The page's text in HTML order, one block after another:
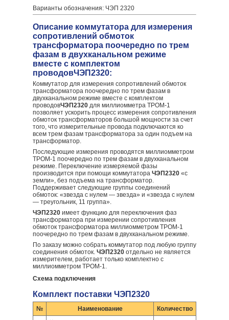
Варианты обозначения: ЧЭП 2320
Описание коммутатора для измерения
сопротивлений обмоток
трансформатора поочередно по трем
фазам в двухканальном режиме
вместе с комплектом
проводовЧЭП2320:
Коммутатор для измерения сопротивлений обмоток
трансформатора поочередно по трем фазам в
двухканальном режиме вместе с комплектом
проводовЧЭП2320 для миллиомметра ТРОМ-1
позволяет ускорить процесс измерения сопротивления
обмоток трансформаторов большой мощности за счет
того, что измерительные провода подключаются ко
всем трем фазам трансформатора за один подъем на
трансформатор.
Последующие измерения проводятся миллиомметром
ТРОМ-1 поочередно по трем фазам в двухканальном
режиме. Переключение измеряемой фазы
производится при помощи коммутатора ЧЭП2320 «с
земли», без подъема на трансформатор.
Поддерживает следующие группы соединений
обмоток: «звезда с нулем — звезда» и «звезда с нулем
— треугольник, 11 группа».
ЧЭП2320 имеет функцию для переключения фаз
трансформатора при измерении сопротивления
обмоток трансформатора миллиомметром ТРОМ-1
поочередно по трем фазам в двухканальном режиме.
По заказу можно собрать коммутатор под любую группу
соединения обмоток. ЧЭП2320 отдельно не является
измерителем, работает только комплектно с
миллиомметром ТРОМ-1.
Схема подключения
Комплект поставки ЧЭП2320
№ Наименование Количество